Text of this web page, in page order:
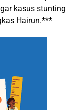
kasus stunting
Hairun.***